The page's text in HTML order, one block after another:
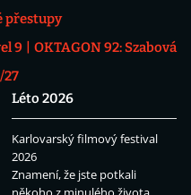
přestupy
9
OKTAGON 92: Szabová
27
Léto 2026
Karlovarský filmový festival
2026
Znamení, že jste potkali